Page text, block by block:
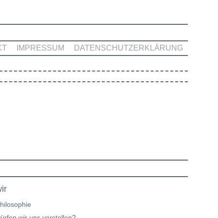
DATENSCHUTZERKLÄRUNG
IMPRESSUM